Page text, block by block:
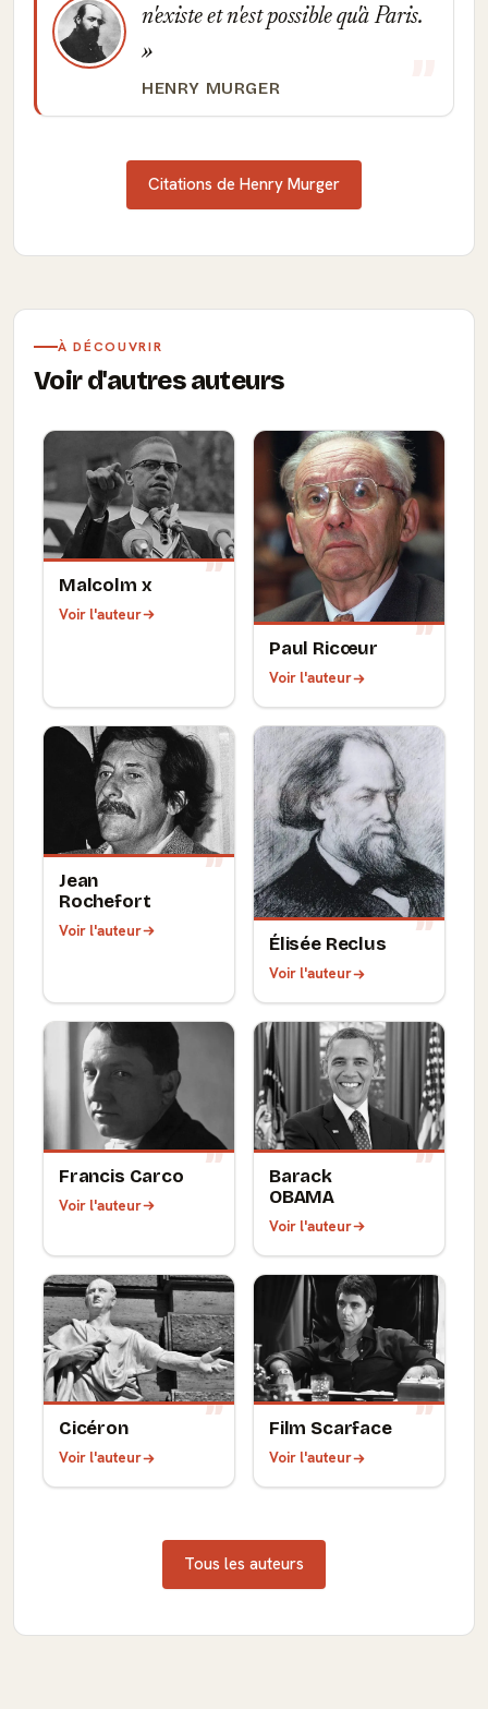
n'existe et n'est possible qu'à Paris.
HENRY MURGER
Citations de Henry Murger
À DÉCOUVRIR
Voir d'autres auteurs
Malcolm x
Voir l'auteur
Paul Ricœur
Voir l'auteur
Jean
Rochefort
Voir l'auteur
Élisée Reclus
Voir l'auteur
Francis Carco
Voir l'auteur
Barack
OBAMA
Voir l'auteur
Cicéron
Voir l'auteur
Film Scarface
Voir l'auteur
Tous les auteurs